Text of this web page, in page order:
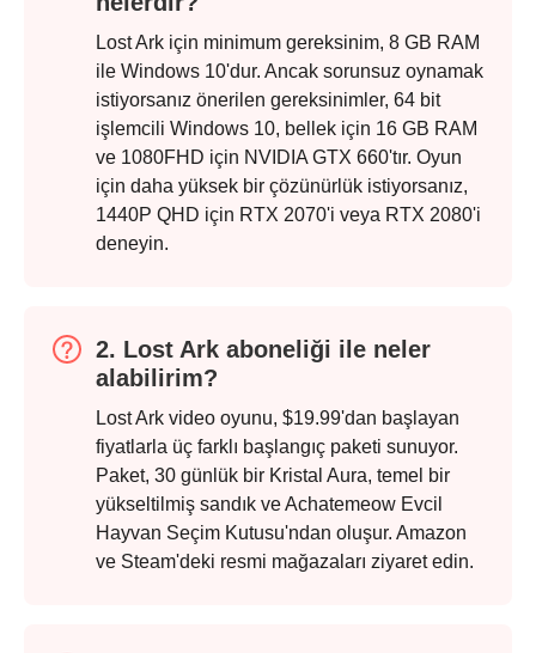
Lost Ark için minimum gereksinim, 8 GB RAM
ile Windows 10'dur. Ancak sorunsuz oynamak
istiyorsanız önerilen gereksinimler, 64 bit
işlemcili Windows 10, bellek için 16 GB RAM
ve 1080FHD için NVIDIA GTX 660'tır. Oyun
için daha yüksek bir çözünürlük istiyorsanız,
1440P QHD için RTX 2070'i veya RTX 2080'i
deneyin.
2. Lost Ark aboneliği ile neler
alabilirim?
Lost Ark video oyunu, $19.99'dan başlayan
fiyatlarla üç farklı başlangıç paketi sunuyor.
Paket, 30 günlük bir Kristal Aura, temel bir
yükseltilmiş sandık ve Achatemeow Evcil
Hayvan Seçim Kutusu'ndan oluşur. Amazon
ve Steam'deki resmi mağazaları ziyaret edin.